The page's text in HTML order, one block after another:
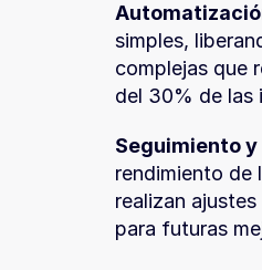
simples,
complejas que
del 30% de las
Seguimiento
rendimiento de
realizan
para futuras